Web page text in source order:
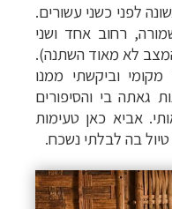
לפני כשני עשורים.
רחוב אחד ושני
לא מאוד השתנה).
וביקשתי ממנו
גאתה בי והסיפורים
אביא כאן טעימות
בה לבלתי נשכח.